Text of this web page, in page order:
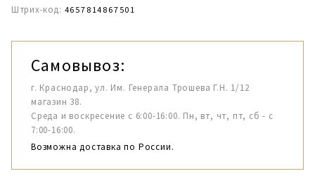
Штрих-код: 4657814867501
Самовывоз:
г. Краснодар, ул. Им. Генерала Трошева Г.Н. 1/12
магазин 38.
Среда и воскресение с 6:00-16:00. Пн, вт, чт, пт, сб - с
7:00-16:00.
Возможна доставка по России.